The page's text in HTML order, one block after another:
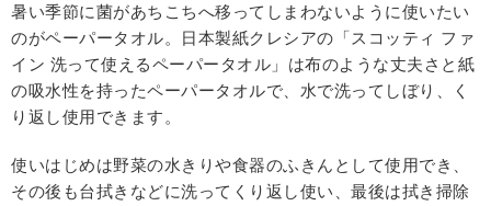
暑い季節に菌があちこちへ移ってしまわないように使いたい
のがペーパータオル。日本製紙クレシアの「スコッティ ファ
イン 洗って使えるペーパータオル」は布のような丈夫さと紙
の吸⽔性を持ったペーパータオルで、⽔で洗ってしぼり、く
り返し使⽤できます。
使いはじめは野菜の⽔きりや⾷器のふきんとして使⽤でき、
その後も台拭きなどに洗ってくり返し使い、最後は拭き掃除